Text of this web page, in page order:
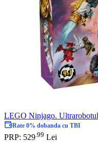
LEGO Ninjago.
Rate 0% dobanda cu TBI
PRP: 529 99 Lei